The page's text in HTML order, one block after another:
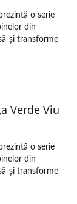
o serie
din
și transforme
Verde Viu
o serie
din
și transforme